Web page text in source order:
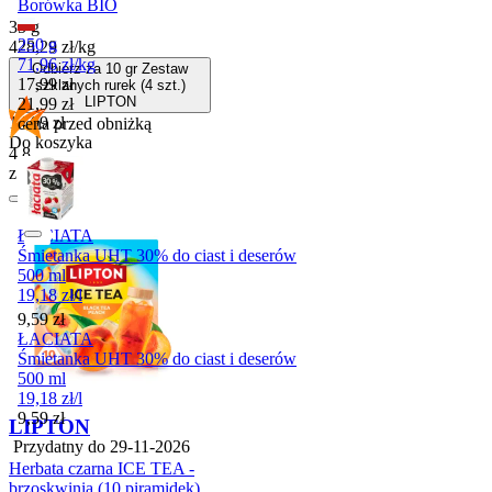
Borówka BIO
250 g
71,96 zł/kg
Cena promocyjna
17,99 zł
21,99 zł
cena przed obniżką
ŁACIATA
Śmietanka UHT 30% do ciast i deserów
500 ml
19,18 zł/l
Cena
9,59 zł
ŁACIATA
Śmietanka UHT 30% do ciast i deserów
500 ml
19,18 zł/l
Cena
9,59 zł
Przydatny do 29-11-2026
35 g
428,29 zł/kg
Odbierz za 10 gr Zestaw
szklanych rurek (4 szt.)
LIPTON
Cena
14,99 zł
Do koszyka
4.8
z 4 opinii
LIPTON
Herbata czarna ICE TEA -